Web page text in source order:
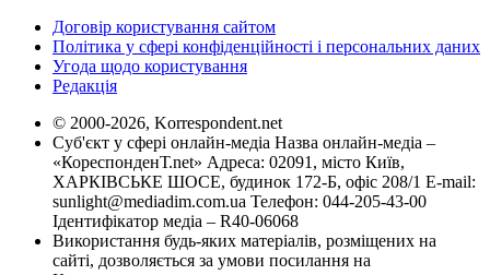
Договір користування сайтом
Політика у сфері конфіденційності і персональних даних
Угода щодо користування
Редакція
© 2000-2026, Korrespondent.net
Суб'єкт у сфері онлайн-медіа Назва онлайн-медіа –
«КореспонденТ.net» Адреса: 02091, місто Київ,
ХАРКІВСЬКЕ ШОСЕ, будинок 172-Б, офіс 208/1 E-mail:
sunlight@mediadim.com.ua Телефон: 044-205-43-00
Ідентифікатор медіа – R40-06068
Використання будь-яких матеріалів, розміщених на
сайті, дозволяється за умови посилання на